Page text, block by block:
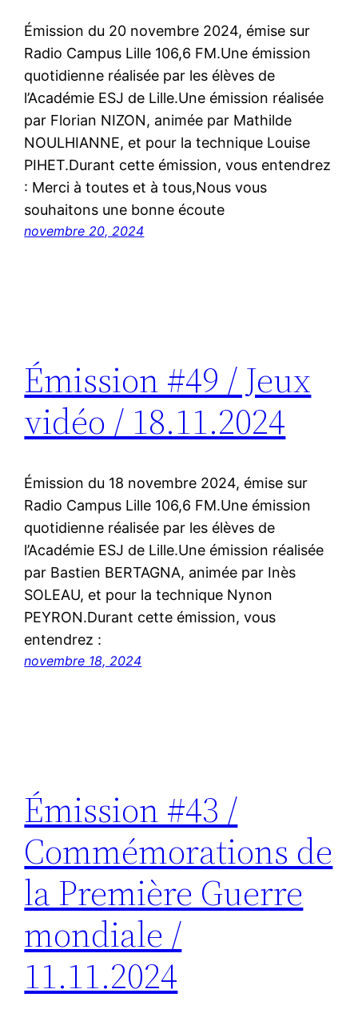
Émission du 20 novembre 2024, émise sur
Radio Campus Lille 106,6 FM.Une émission
quotidienne réalisée par les élèves de
l’Académie ESJ de Lille.Une émission réalisée
par Florian NIZON, animée par Mathilde
NOULHIANNE, et pour la technique Louise
PIHET.Durant cette émission, vous entendrez
: Merci à toutes et à tous,Nous vous
souhaitons une bonne écoute
novembre 20, 2024
Émission #49 / Jeux
vidéo / 18.11.2024
Émission du 18 novembre 2024, émise sur
Radio Campus Lille 106,6 FM.Une émission
quotidienne réalisée par les élèves de
l’Académie ESJ de Lille.Une émission réalisée
par Bastien BERTAGNA, animée par Inès
SOLEAU, et pour la technique Nynon
PEYRON.Durant cette émission, vous
entendrez :
novembre 18, 2024
Émission #43 /
Commémorations de
la Première Guerre
mondiale /
11.11.2024